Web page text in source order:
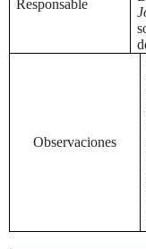
Responsable
Observaciones